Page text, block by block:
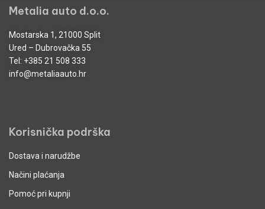
Metalia auto d.o.o.
Mostarska 1, 21000 Split
Ured – Dubrovačka 55
Tel: +385 21 508 333
info@metaliaauto.hr
Korisnička podrška
Dostava i narudžbe
Načini plaćanja
Pomoć pri kupnji